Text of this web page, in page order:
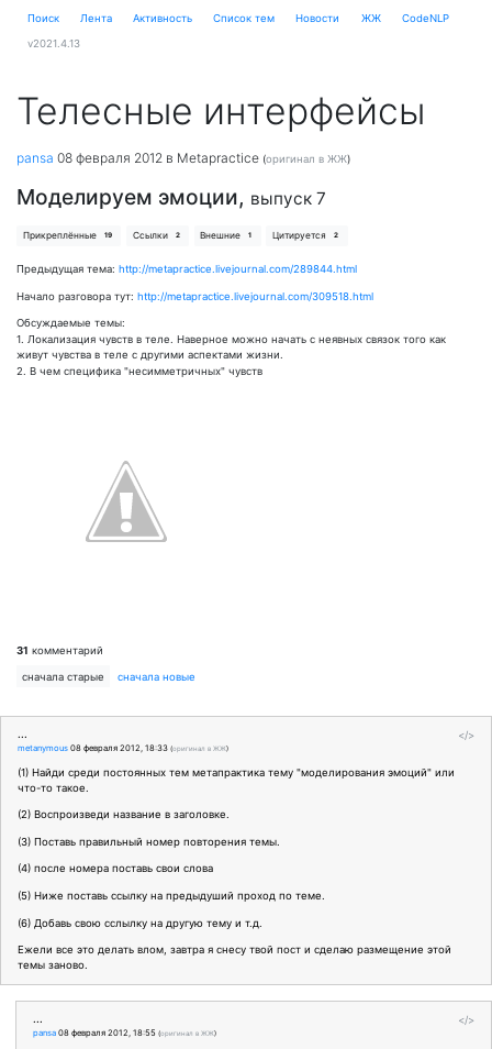
Поиск Лента Активность Cписок тем Новости ЖЖ CodeNLP
v2021.4.13
Телесные интерфейсы
pansa 08 февраля 2012 в Metapractice (оригинал в ЖЖ)
Моделируем эмоции, выпуск 7
Прикреплённые 19 Ссылки 2 Внешние 1 Цитируется 2
Предыдущая тема: http://metapractice.livejournal.com/289844.html
Начало разговора тут: http://metapractice.livejournal.com/309518.html
Обсуждаемые темы:
1. Локализация чувств в теле. Наверное можно начать с неявных связок того как
живут чувства в теле с другими аспектами жизни.
2. В чем специфика "несимметричных" чувств
31 комментарий
сначала старые сначала новые
</>
...
metanymous 08 февраля 2012, 18:33 (оригинал в ЖЖ)
(1) Найди среди постоянных тем метапрактика тему "моделирования эмоций" или
что-то такое.
(2) Воспроизведи название в заголовке.
(3) Поставь правильный номер повторения темы.
(4) после номера поставь свои слова
(5) Ниже поставь ссылку на предыдуший проход по теме.
(6) Добавь свою сслылку на другую тему и т.д.
Ежели все это делать влом, завтра я снесу твой пост и сделаю размещение этой
темы заново.
</>
...
pansa 08 февраля 2012, 18:55 (оригинал в ЖЖ)